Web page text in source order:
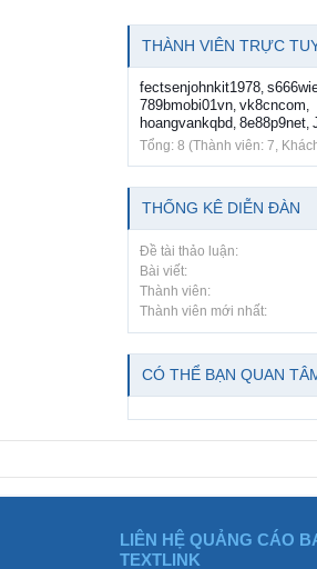
THÀNH VIÊN TRỰC
fectsenjohnkit1978,
789bmobi01vn, vk8cncom,
hoangvankqbd, 8e88p9net,
Tổng: 8 (Thành viên: 7,
THỐNG KÊ DIỄN ĐÀN
Đề tài thảo luận:
Bài viết:
Thành viên:
Thành viên mới nhất:
CÓ THỂ BẠN QUAN
LIÊN HỆ QUẢNG CÁO
TEXTLINK